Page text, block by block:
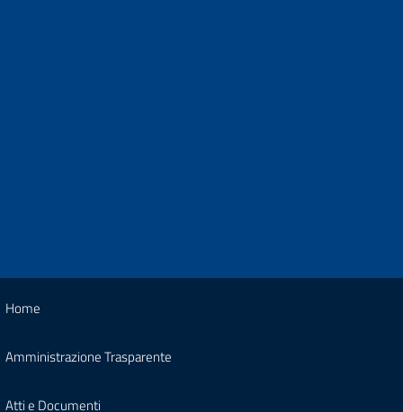
Home
Amministrazione Trasparente
Atti e Documenti